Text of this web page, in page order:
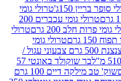
טרולי גומי
טרולי גומי עכברים 200
גרם
טרולי
טרולי גומי
עוגה בצנצנת 500 גרם צבעוני עגול /
בר שוקולד באונטי 57
שוק' טב מילקה דיים 100 גרם